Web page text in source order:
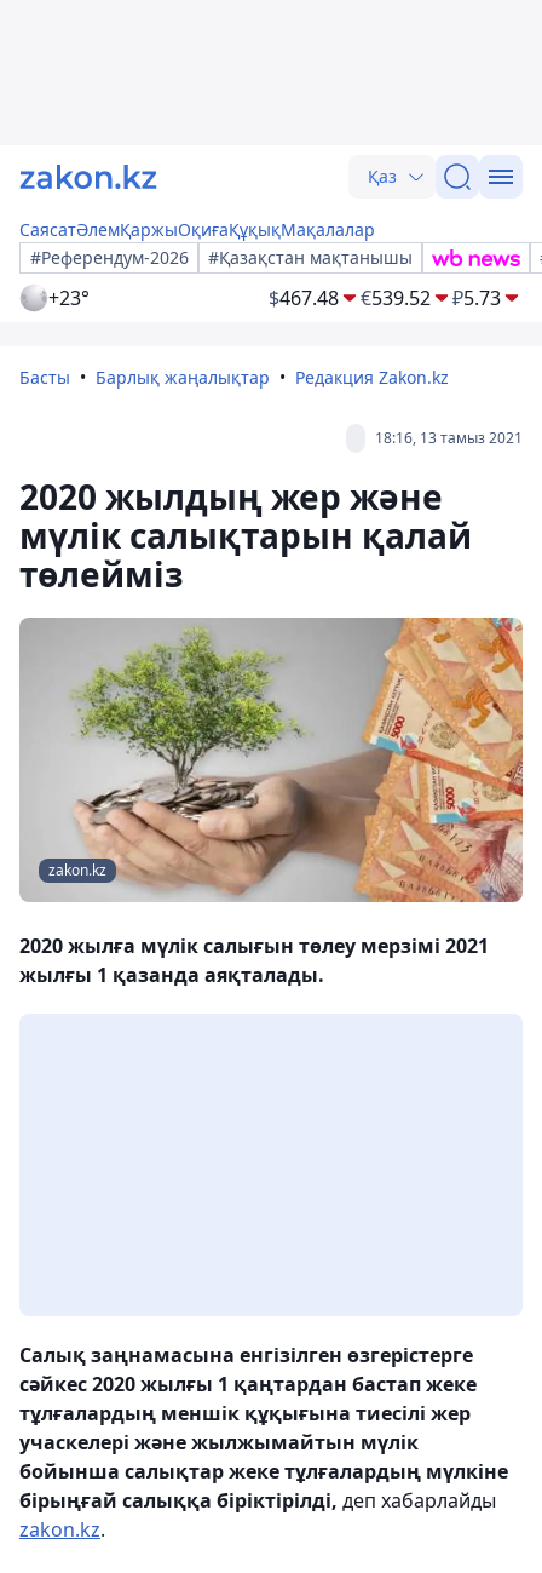
Қаз
СаясатӘлемҚаржыОқиғаҚұқықМақалалар
#Референдум-2026
#Қазақстан мақтанышы
+23° $467.48 €539.52 ₽5.73
Басты Барлық жаңалықтар Редакция Zakon.kz
18:16, 13 тамыз 2021
2020 жылдың жер және
мүлік салықтарын қалай
төлейміз
zakon.kz
2020 жылға мүлік салығын төлеу мерзімі 2021
жылғы 1 қазанда аяқталады.
Салық заңнамасына енгізілген өзгерістерге
сәйкес 2020 жылғы 1 қаңтардан бастап жеке
тұлғалардың меншік құқығына тиесілі жер
учаскелері және жылжымайтын мүлік
бойынша салықтар жеке тұлғалардың мүлкіне
бірыңғай салыққа біріктірілді, деп хабарлайды
zakon.kz.